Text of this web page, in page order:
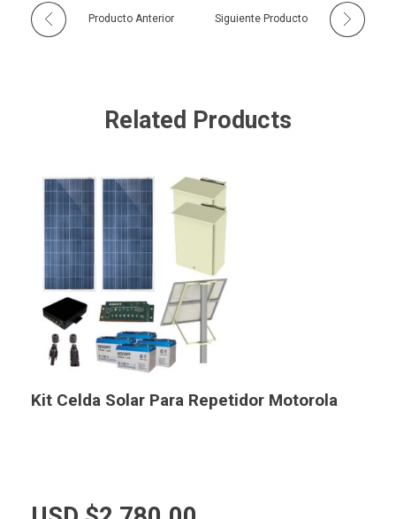
Producto Anterior Siguiente Producto
Related Products
Kit Celda Solar Para Repetidor Motorola